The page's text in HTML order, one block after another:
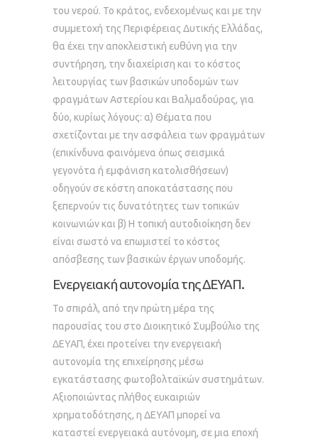
του νερού. Το κράτος, ενδεχομένως και με την
συμμετοχή της Περιφέρειας Δυτικής Ελλάδας,
θα έχει την αποκλειστική ευθύνη για την
συντήρηση, την διαχείριση και το κόστος
λειτουργίας των βασικών υποδομών των
φραγμάτων Αστερίου και Βαλμαδούρας, για
δύο, κυρίως λόγους: α) Θέματα που
σχετίζονται με την ασφάλεια των φραγμάτων
(επικίνδυνα φαινόμενα όπως σεισμικά
γεγονότα ή εμφάνιση κατολισθήσεων)
οδηγούν σε κόστη αποκατάστασης που
ξεπερνούν τις δυνατότητες των τοπικών
κοινωνιών και β) Η τοπική αυτοδιοίκηση δεν
είναι σωστό να επωμιστεί το κόστος
απόσβεσης των βασικών έργων υποδομής.
Ενεργειακή αυτονομία της ΔΕΥΑΠ.
Το σπιράλ, από την πρώτη μέρα της
παρουσίας του στο Διοικητικό Συμβούλιο της
ΔΕΥΑΠ, έχει προτείνει την ενεργειακή
αυτονομία της επιχείρησης μέσω
εγκατάστασης φωτοβολταϊκών συστημάτων.
Αξιοποιώντας πλήθος ευκαιριών
χρηματοδότησης, η ΔΕΥΑΠ μπορεί να
καταστεί ενεργειακά αυτόνομη, σε μια εποχή